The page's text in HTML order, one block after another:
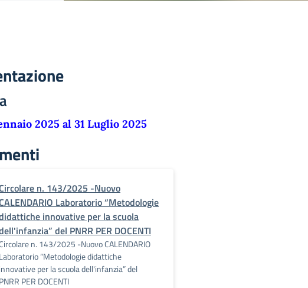
2025 al 31 Luglio 2025
n. 143/2025 -Nuovo
Laboratorio “Metodologie
innovative per la scuola
del PNRR PER DOCENTI
n. 143/2025 -Nuovo CALENDARIO
Laboratorio “Metodologie didattiche
innovative per la scuola dell'infanzia” del
PNRR PER DOCENTI